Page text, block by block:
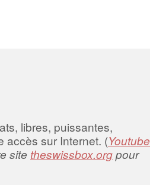
libres, puissantes,
accès sur Internet. (Youtube
site theswissbox.orgpour